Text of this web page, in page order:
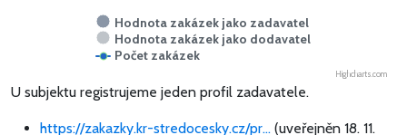
Hodnota zakázek jako zadavatel
Hodnota zakázek jako dodavatel
Počet zakázek
Highcharts.com
U subjektu registrujeme jeden profil zadavatele.
https://zakazky.kr-stredocesky.cz/pr... (uveřejněn 18. 11.